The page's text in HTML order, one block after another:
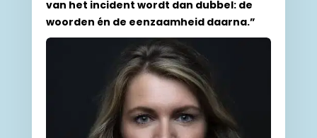
van het incident wordt dan dubbel: de
woorden én de eenzaamheid daarna.”